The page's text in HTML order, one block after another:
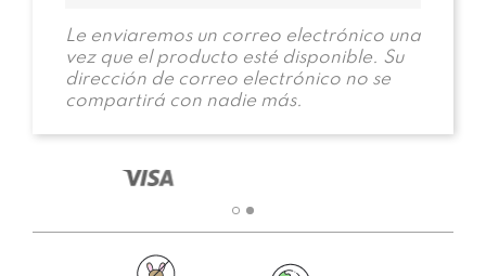
Le enviaremos un correo electrónico una
vez que el producto esté disponible. Su
dirección de correo electrónico no se
compartirá con nadie más.